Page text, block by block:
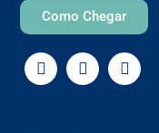
Como Chegar